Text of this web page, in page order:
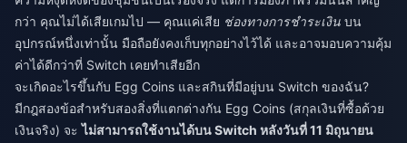
กว่า คุณไม่ได้เสียเกมไป — คุณแค่เสีย ช่องทางการชำระเงิน บน
อุปกรณ์หนึ่งเท่านั้น มือถือยังคงเก็บทุกอย่างไว้ได้ และอาจมอบความคุ้ม
ค่าได้ดีกว่าที่ Switch เคยทำเสียอีก
จะเกิดอะไรขึ้นกับ Egg Coins และสกินที่มีอยู่บน Switch ของฉัน?
มีกฎสองข้อสำหรับสองสิ่งที่แตกต่างกัน Egg Coins (สกุลเงินที่ซื้อด้วย
เงินจริง) จะไม่สามารถใช้งานได้บน Switch หลังวันที่ 11 มิถุนายน